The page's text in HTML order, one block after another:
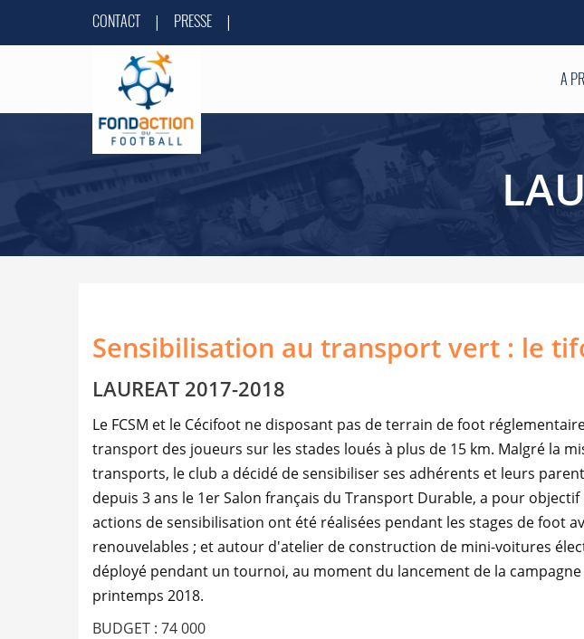
CONTACT | PRESSE |
A
Sensibilisation au transport vert : le
LAUREAT 2017-2018
Le FCSM et le Cécifoot ne disposant pas de terrain de foot
transport des joueurs sur les stades loués à plus de 15 km. Malgré la
transports, le club a décidé de sensibiliser ses adhérents et leurs
depuis 3 ans le 1er Salon français du Transport Durable, a pour
actions de sensibilisation ont été réalisées pendant les stages de foot
renouvelables ; et autour d'atelier de construction de mini-voitures
déployé pendant un tournoi, au moment du lancement de la
printemps 2018.
BUDGET : 74 000